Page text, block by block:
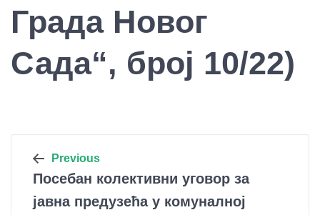
Града Новог
Сада“, број 10/22)
Кретање
чланка
Previous
Посебан колективни уговор за
јавна предузећа у комуналној